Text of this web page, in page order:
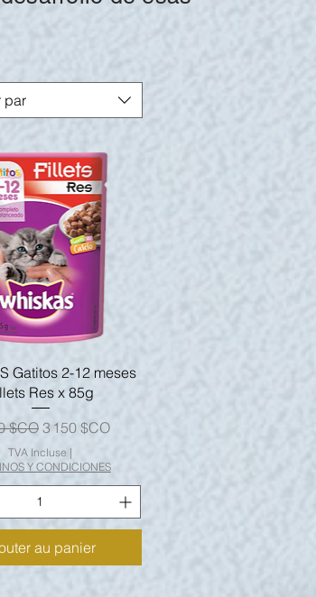
par
rapide
Gatitos 2-12 meses
Res x 85g
$CO Prix promotionnel
3 150 $CO
TVA Incluse |
Y CONDICIONES
au panier